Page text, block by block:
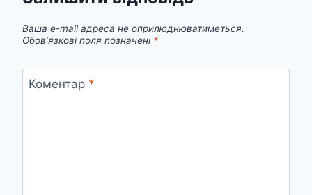
Ваша e-mail адреса не оприлюднюватиметься.
Обов’язкові поля позначені *
Коментар *